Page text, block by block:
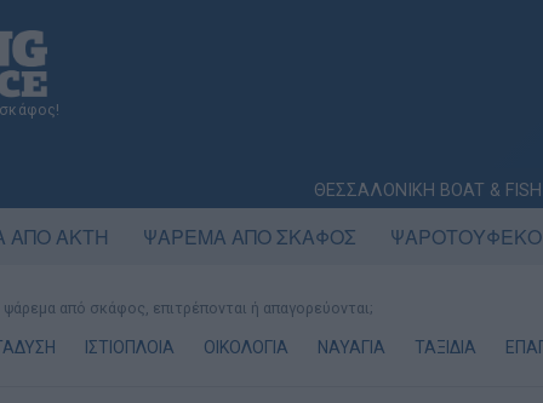
ΘΕΣΣΑΛΟΝΙΚΗ BOAT &
ΑΠΟ ΑΚΤΗ ΨΑΡΕΜΑ ΑΠΟ ΣΚΑΦΟΣ ΨΑΡΟΤΟΥΦΕΚΟ
από σκάφος, επιτρέπονται ή απαγορεύονται;
ΙΣΤΙΟΠΛΟΙΑ ΟΙΚΟΛΟΓΙΑ ΝΑΥΑΓΙΑ ΤΑΞΙΔΙΑ